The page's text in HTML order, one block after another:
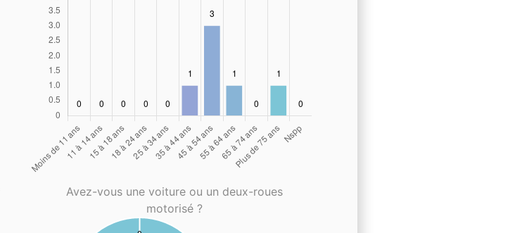
Avez-vous une voiture ou un deux-roues
motorisé ?